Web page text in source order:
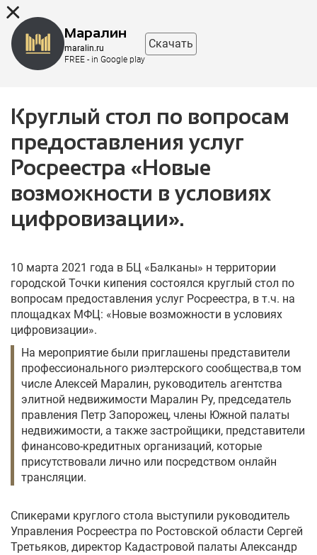
Круглый стол по вопросам
предоставления услуг
Росреестра «Новые
возможности в условиях
цифровизации».
10 марта 2021 года в БЦ «Балканы» н территории
городской Точки кипения состоялся круглый стол по
вопросам предоставления услуг Росреестра, в т.ч. на
площадках МФЦ: «Новые возможности в условиях
цифровизации».
На мероприятие были приглашены представители
профессионального риэлтерского сообщества,в том
числе Алексей Маралин, руководитель агентства
элитной недвижимости Маралин Ру, председатель
правления Петр Запорожец, члены Южной палаты
недвижимости, а также застройщики, представители
финансово-кредитных организаций, которые
присутствовали лично или посредством онлайн
трансляции.
Спикерами круглого стола выступили руководитель
Управления Росреестра по Ростовской области Сергей
Третьяков, директор Кадастровой палаты Александр
Маралин
maralin.ru
FREE - in Google play
Скачать